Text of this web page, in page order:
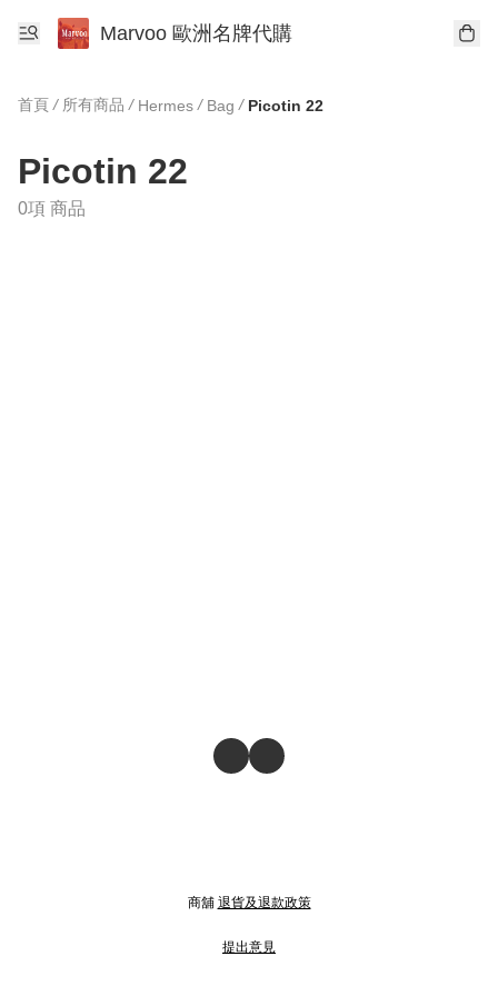
Marvoo 歐洲名牌代購
首頁 / 所有商品 / Hermes / Bag / Picotin 22
Picotin 22
0項 商品
商舖 退貨及退款政策
提出意見